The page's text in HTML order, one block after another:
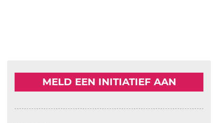
MELD EEN INITIATIEF AAN